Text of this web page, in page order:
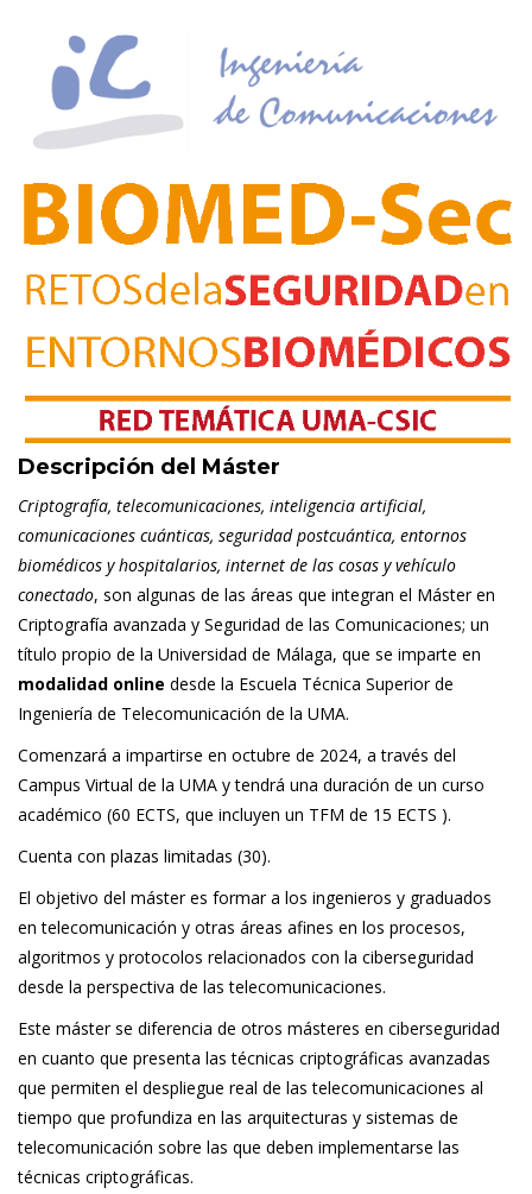
Descripción del Máster
Criptografía, telecomunicaciones, inteligencia artificial,
comunicaciones cuánticas, seguridad postcuántica, entornos
biomédicos y hospitalarios, internet de las cosas y vehículo
conectado, son algunas de las áreas que integran el Máster en
Criptografía avanzada y Seguridad de las Comunicaciones; un
título propio de la Universidad de Málaga, que se imparte en
modalidad online desde la Escuela Técnica Superior de
Ingeniería de Telecomunicación de la UMA.
Comenzará a impartirse en octubre de 2024, a través del
Campus Virtual de la UMA y tendrá una duración de un curso
académico (60 ECTS, que incluyen un TFM de 15 ECTS ).
Cuenta con plazas limitadas (30).
El objetivo del máster es formar a los ingenieros y graduados
en telecomunicación y otras áreas afines en los procesos,
algoritmos y protocolos relacionados con la ciberseguridad
desde la perspectiva de las telecomunicaciones.
Este máster se diferencia de otros másteres en ciberseguridad
en cuanto que presenta las técnicas criptográficas avanzadas
que permiten el despliegue real de las telecomunicaciones al
tiempo que profundiza en las arquitecturas y sistemas de
telecomunicación sobre las que deben implementarse las
técnicas criptográficas.